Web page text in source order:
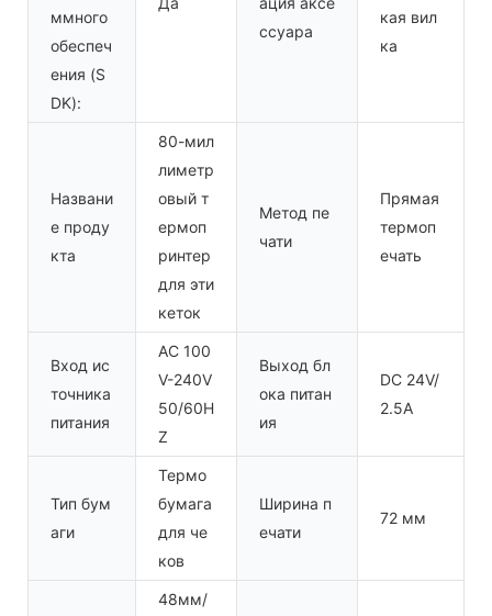
ммного
обеспеч
ения (S
DK):
ссуара
кая вил
ка
Названи
е проду
кта
80-мил
лиметр
овый т
ермоп
ринтер
для эти
кеток
Метод пе
чати
Прямая
термоп
ечать
Вход ис
точника
питания
AC 100
V-240V
50/60H
Z
Выход бл
ока питан
ия
DC 24V/
2.5A
Тип бум
аги
Термо
бумага
для че
ков
Ширина п
ечати
72 мм
48мм/